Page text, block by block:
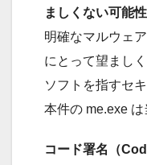
ましくない可能
明確なマルウェ
にとって望まし
ソフトを指すセ
本件の me.exe は
コード署名（